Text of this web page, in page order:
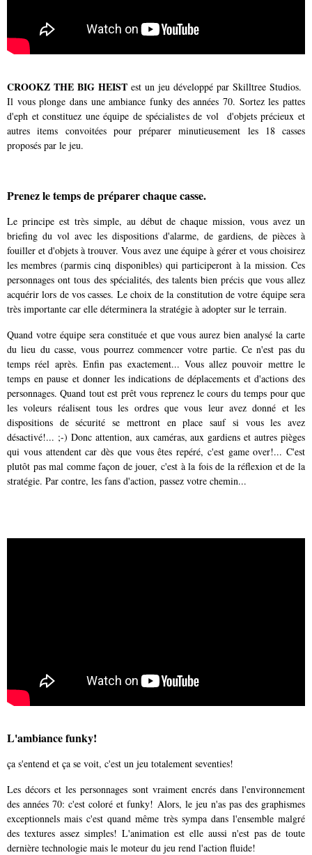
CROOKZ THE BIG HEIST est un jeu développé par Skilltree Studios.
Il vous plonge dans une ambiance funky des années 70. Sortez les pattes
d'eph et constituez une équipe de spécialistes de vol d'objets précieux et
autres items convoitées pour préparer minutieusement les 18 casses
proposés par le jeu.
Prenez le temps de préparer chaque casse.
Le principe est très simple, au début de chaque mission, vous avez un
briefing du vol avec les dispositions d'alarme, de gardiens, de pièces à
fouiller et d'objets à trouver. Vous avez une équipe à gérer et vous choisirez
les membres (parmis cinq disponibles) qui participeront à la mission. Ces
personnages ont tous des spécialités, des talents bien précis que vous allez
acquérir lors de vos casses. Le choix de la constitution de votre équipe sera
très importante car elle déterminera la stratégie à adopter sur le terrain.
Quand votre équipe sera constituée et que vous aurez bien analysé la carte
du lieu du casse, vous pourrez commencer votre partie. Ce n'est pas du
temps réel après. Enfin pas exactement... Vous allez pouvoir mettre le
temps en pause et donner les indications de déplacements et d'actions des
personnages. Quand tout est prêt vous reprenez le cours du temps pour que
les voleurs réalisent tous les ordres que vous leur avez donné et les
dispositions de sécurité se mettront en place sauf si vous les avez
désactivé!... ;-) Donc attention, aux caméras, aux gardiens et autres pièges
qui vous attendent car dès que vous êtes repéré, c'est game over!... C'est
plutôt pas mal comme façon de jouer, c'est à la fois de la réflexion et de la
stratégie. Par contre, les fans d'action, passez votre chemin...
L'ambiance funky!
ça s'entend et ça se voit, c'est un jeu totalement seventies!
Les décors et les personnages sont vraiment encrés dans l'environnement
des années 70: c'est coloré et funky! Alors, le jeu n'as pas des graphismes
exceptionnels mais c'est quand même très sympa dans l'ensemble malgré
des textures assez simples! L'animation est elle aussi n'est pas de toute
dernière technologie mais le moteur du jeu rend l'action fluide!